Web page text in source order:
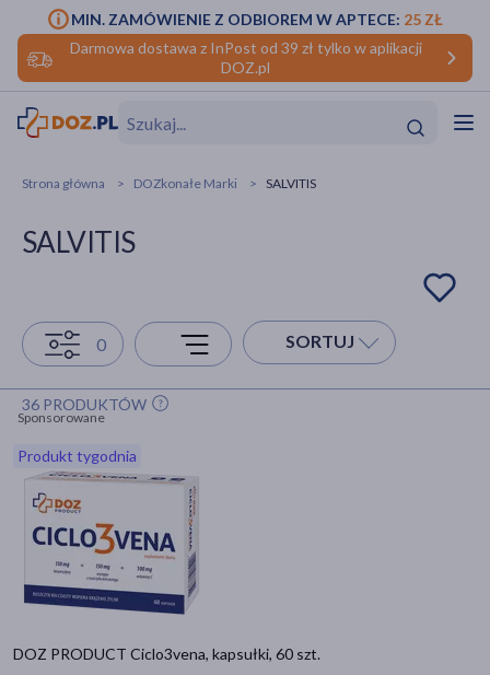
Darmowa dostawa z InPost od 39 zł tylko w aplikacji
DOZ.pl
MIN. ZAMÓWIENIE Z ODBIOREM W APTECE: 25 ZŁ
Hit
Strona główna DOZkonałe Marki SALVITIS
SALVITIS
0 SORTUJ
36 PRODUKTÓW
Sponsorowane
Produkt tygodnia
DOZ PRODUCT Ciclo3vena, kapsułki, 60 szt.